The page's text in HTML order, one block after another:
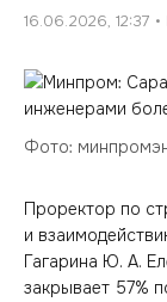
16.06.2026, 12:37
Фото:
Проректор по
и
Гагарина Ю. А.
закрывает 57%